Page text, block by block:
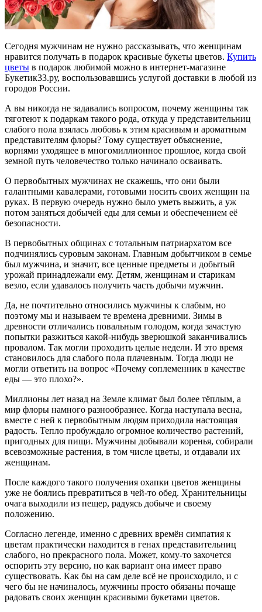
Сегодня мужчинам не нужно рассказывать, что женщинам
нравится получать в подарок красивые букеты цветов. Купить
цветы в подарок любимой можно в интернет-магазине
Букетик33.ру, воспользовавшись услугой доставки в любой из
городов России.
А вы никогда не задавались вопросом, почему женщины так
тяготеют к подаркам такого рода, откуда у представительниц
слабого пола взялась любовь к этим красивым и ароматным
представителям флоры? Тому существует объяснение,
корнями уходящее в многомиллионное прошлое, когда свой
земной путь человечество только начинало осваивать.
О первобытных мужчинах не скажешь, что они были
галантными кавалерами, готовыми носить своих женщин на
руках. В первую очередь нужно было уметь выжить, а уж
потом заняться добычей еды для семьи и обеспечением её
безопасности.
В первобытных общинах с тотальным патриархатом все
подчинялись суровым законам. Главным добытчиком в семье
был мужчина, и значит, все ценные предметы и добытый
урожай принадлежали ему. Детям, женщинам и старикам
везло, если удавалось получить часть добычи мужчин.
Да, не почтительно относились мужчины к слабым, но
поэтому мы и называем те времена древними. Зимы в
древности отличались повальным голодом, когда зачастую
попытки разжиться какой-нибудь зверюшкой заканчивались
провалом. Так могли проходить целые недели. И это время
становилось для слабого пола плачевным. Тогда люди не
могли ответить на вопрос «Почему соплеменник в качестве
еды — это плохо?».
Миллионы лет назад на Земле климат был более тёплым, а
мир флоры намного разнообразнее. Когда наступала весна,
вместе с ней к первобытным людям приходила настоящая
радость. Тепло пробуждало огромное количество растений,
пригодных для пищи. Мужчины добывали коренья, собирали
всевозможные растения, в том числе цветы, и отдавали их
женщинам.
После каждого такого получения охапки цветов женщины
уже не боялись превратиться в чей-то обед. Хранительницы
очага выходили из пещер, радуясь добыче и своему
положению.
Согласно легенде, именно с древних времён симпатия к
цветам практически находится в генах представительниц
слабого, но прекрасного пола. Может, кому-то захочется
оспорить эту версию, но как вариант она имеет право
существовать. Как бы на сам деле всё не происходило, и с
чего бы не начиналось, мужчины просто обязаны почаще
радовать своих женщин красивыми букетами цветов.